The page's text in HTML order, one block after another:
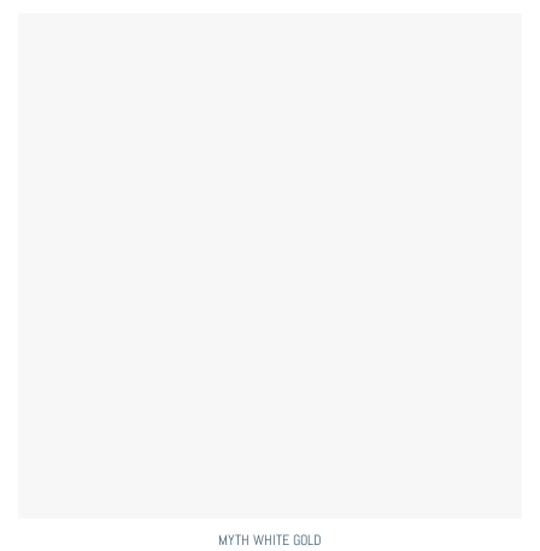
MYTH WHITE GOLD